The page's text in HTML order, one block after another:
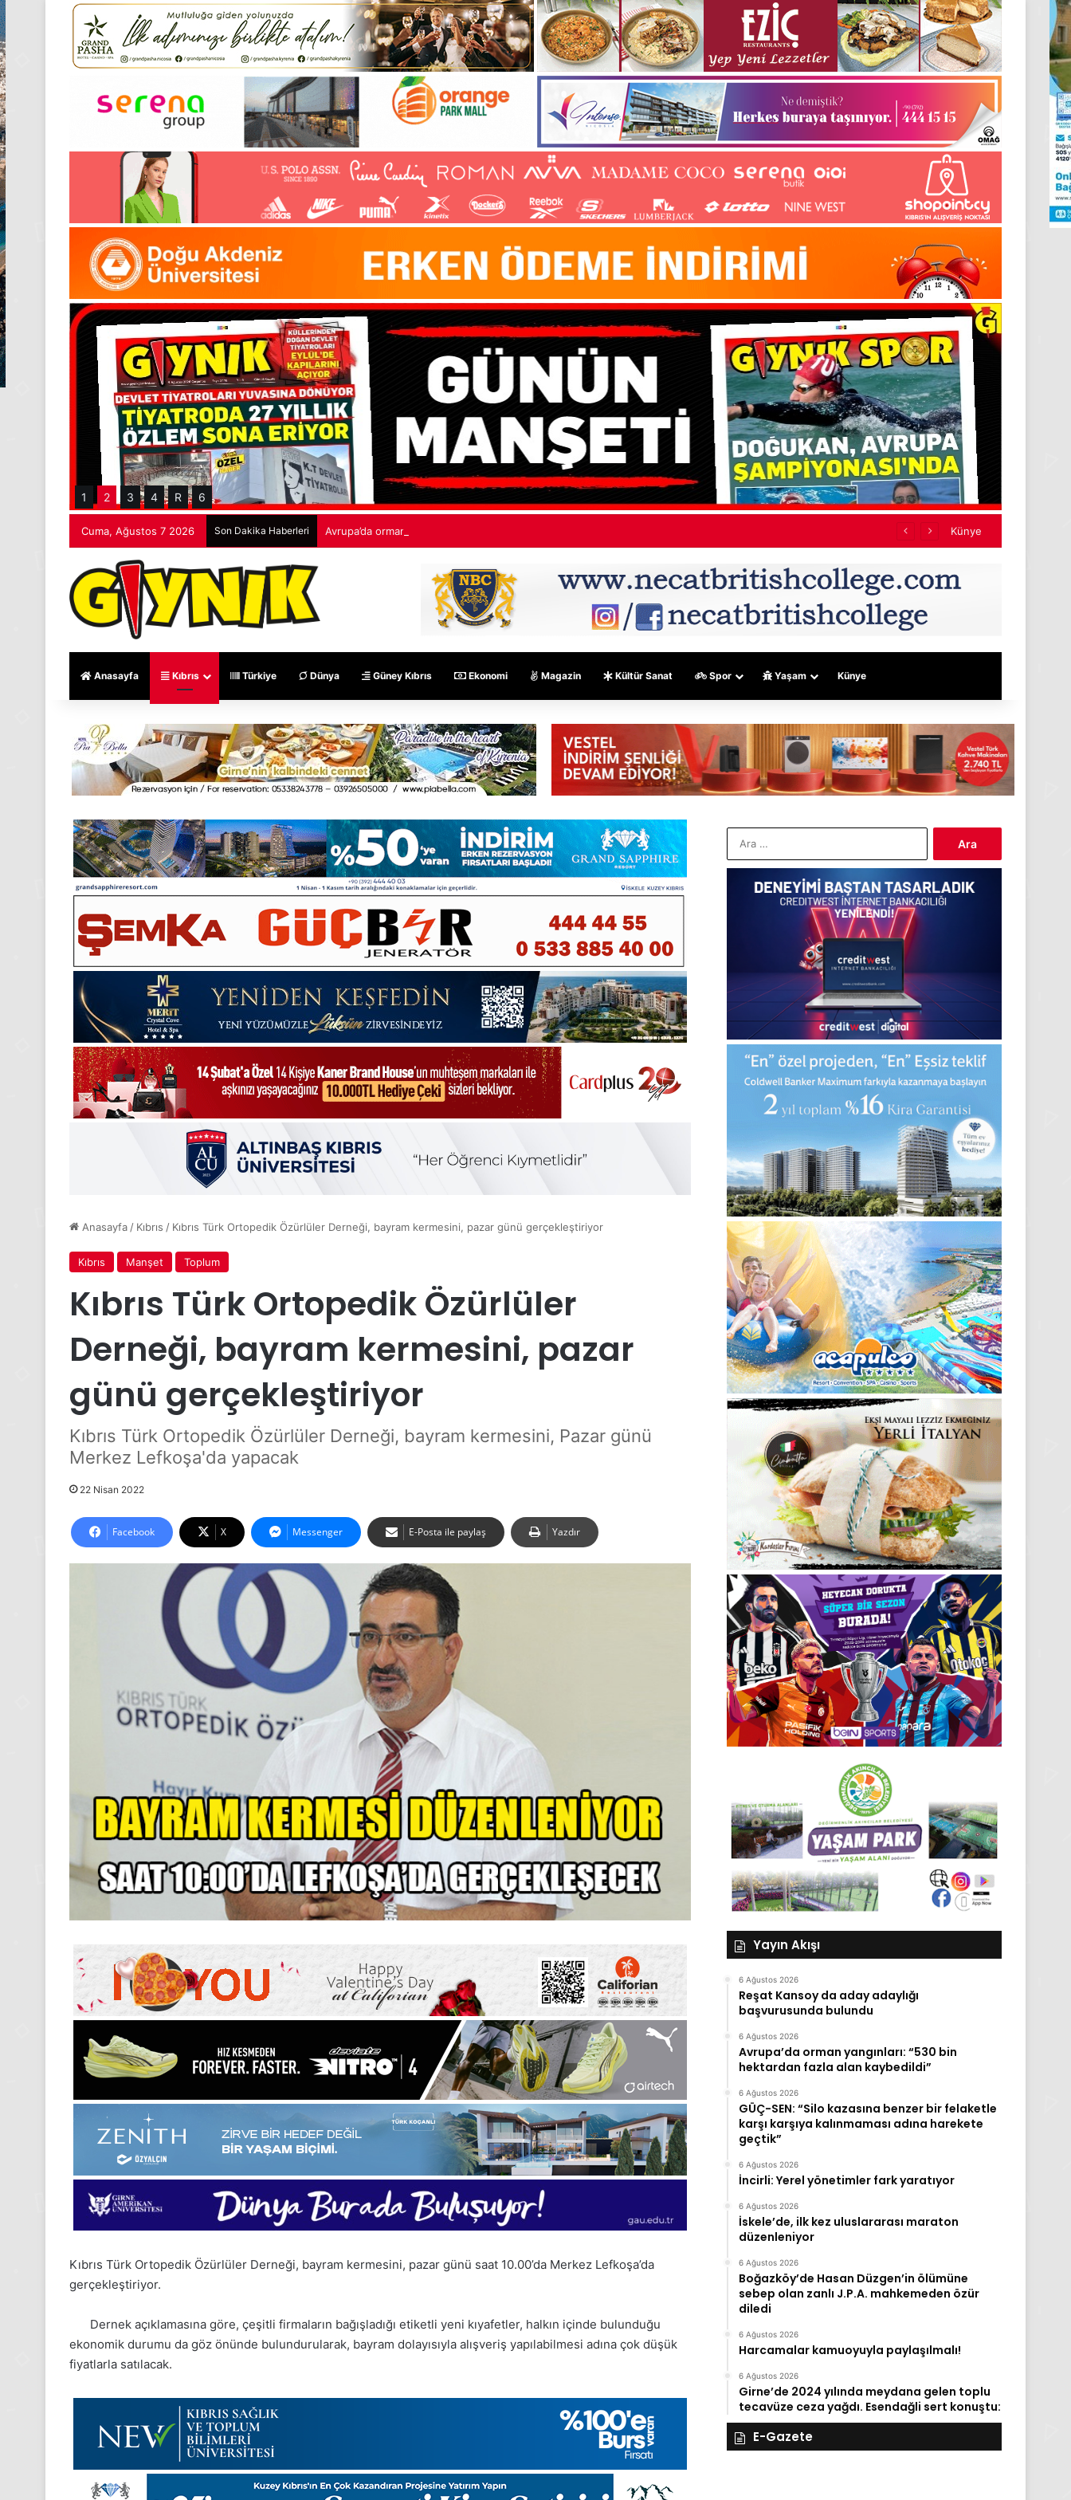
1 2 3 4 R 6
Cuma, Ağustos 7 2026 Son Dakika Haberleri Avrupa’da orman yangınları: “530 bin hektardan fazla alan kaybedildi” Künye
Anasayfa Kıbrıs Türkiye Dünya Güney Kıbrıs Ekonomi Magazin Kültür Sanat Spor Yaşam Künye
Anasayfa / Kıbrıs / Kıbrıs Türk Ortopedik Özürlüler Derneği, bayram kermesini, pazar günü gerçekleştiriyor
Kıbrıs Manşet Toplum
Kıbrıs Türk Ortopedik Özürlüler
Derneği, bayram kermesini, pazar
günü gerçekleştiriyor
Kıbrıs Türk Ortopedik Özürlüler Derneği, bayram kermesini, Pazar günü
Merkez Lefkoşa'da yapacak
22 Nisan 2022
Facebook X Messenger E-Posta ile paylaş Yazdır
Kıbrıs Türk Ortopedik Özürlüler Derneği, bayram kermesini, pazar günü saat 10.00’da Merkez Lefkoşa’da
gerçekleştiriyor.
Dernek açıklamasına göre, çeşitli firmaların bağışladığı etiketli yeni kıyafetler, halkın içinde bulunduğu
ekonomik durumu da göz önünde bulundurularak, bayram dolayısıyla alışveriş yapılabilmesi adına çok düşük
fiyatlarla satılacak.
Yayın Akışı
6 Ağustos 2026
Reşat Kansoy da aday adaylığı
başvurusunda bulundu
6 Ağustos 2026
Avrupa’da orman yangınları: “530 bin
hektardan fazla alan kaybedildi”
6 Ağustos 2026
GÜÇ-SEN: “Silo kazasına benzer bir felaketle
karşı karşıya kalınmaması adına harekete
geçtik”
6 Ağustos 2026
İncirli: Yerel yönetimler fark yaratıyor
6 Ağustos 2026
İskele’de, ilk kez uluslararası maraton
düzenleniyor
6 Ağustos 2026
Boğazköy’de Hasan Düzgen’in ölümüne
sebep olan zanlı J.P.A. mahkemeden özür
diledi
6 Ağustos 2026
Harcamalar kamuoyuyla paylaşılmalı!
6 Ağustos 2026
Girne’de 2024 yılında meydana gelen toplu
tecavüze ceza yağdı. Esendağli sert konuştu:
E-Gazete
24
1
Aralık